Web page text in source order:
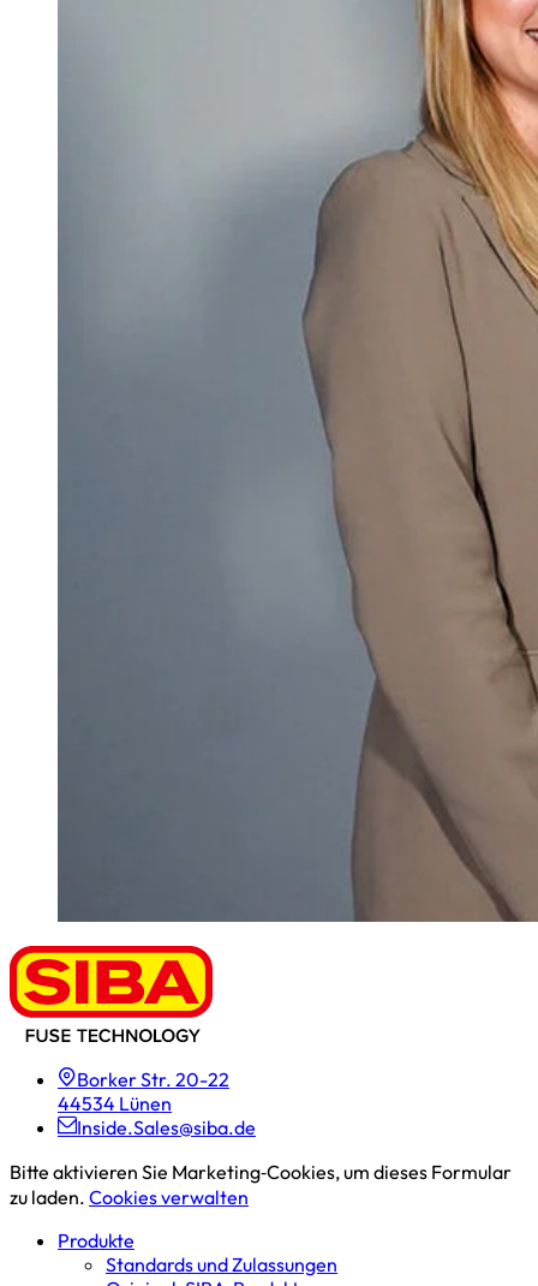
Borker Str. 20-22
44534 Lünen
Inside.Sales@siba.de
Bitte aktivieren Sie Marketing‑Cookies, um dieses Formular
zu laden. Cookies verwalten
Produkte
Standards und Zulassungen